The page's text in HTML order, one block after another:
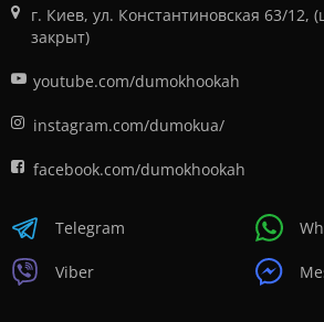
г. Киев, ул. Константиновская 63/12,
закрыт)
youtube.com/dumokhookah
instagram.com/dumokua/
facebook.com/dumokhookah
Telegram
Viber